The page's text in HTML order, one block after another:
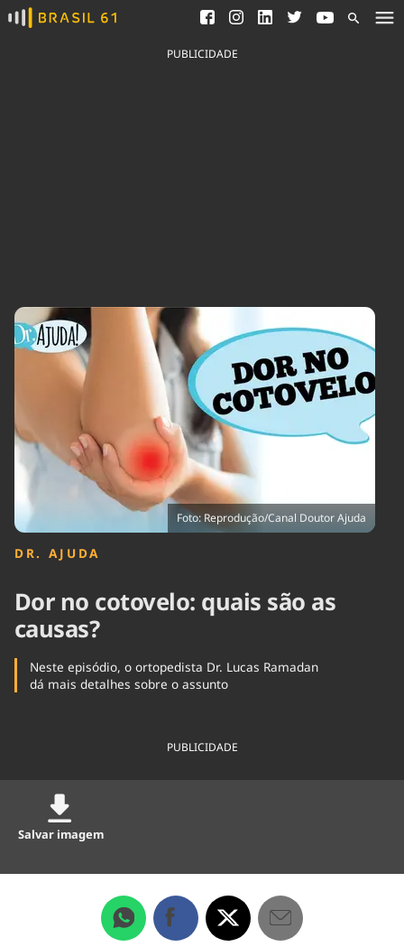
Ver todas as notícias
Saneamento
Indicadores
Agronegócios
Brasil
Brasil Mineral
Cinema
Comportamento
Cultura
Economia
Educação
Infraestrutura
Internacional
Meio Ambiente
Podcast
Política
Saúde
Tempo
PUBLICIDADE
Foto: Reprodução/Canal Doutor Ajuda
DR. AJUDA
Dor no cotovelo: quais são as
causas?
Neste episódio, o ortopedista Dr. Lucas Ramadan
dá mais detalhes sobre o assunto
PUBLICIDADE
Salvar imagem